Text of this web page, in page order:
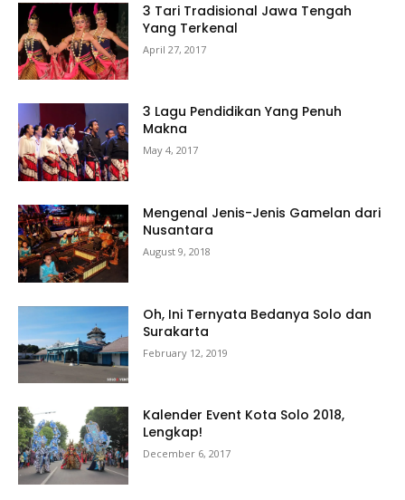
3 Tari Tradisional Jawa Tengah
Yang Terkenal
April 27, 2017
3 Lagu Pendidikan Yang Penuh
Makna
May 4, 2017
Mengenal Jenis-Jenis Gamelan dari
Nusantara
August 9, 2018
Oh, Ini Ternyata Bedanya Solo dan
Surakarta
February 12, 2019
Kalender Event Kota Solo 2018,
Lengkap!
December 6, 2017